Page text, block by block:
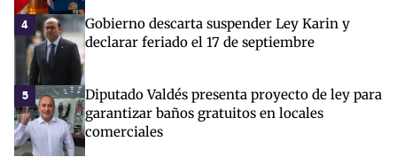
4
Gobierno descarta suspender Ley Karin y
declarar feriado el 17 de septiembre
5
Diputado Valdés presenta proyecto de ley para
garantizar baños gratuitos en locales
comerciales